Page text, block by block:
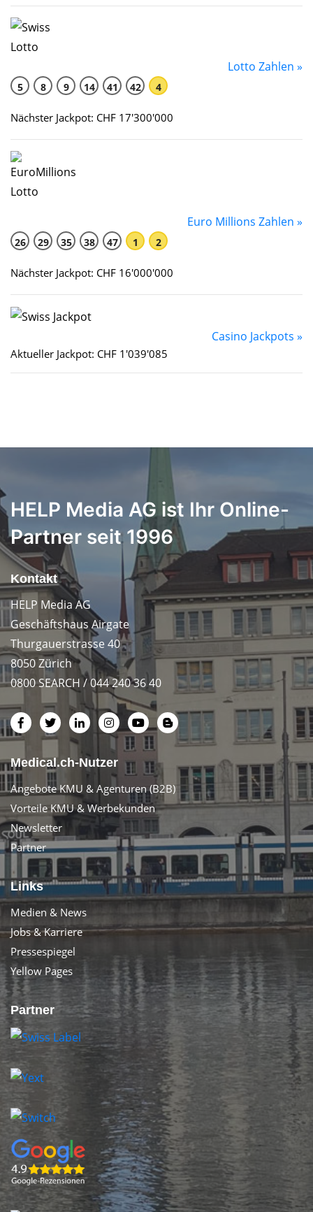
Lotto Zahlen »
5 8 9 14 41 42 4
Nächster Jackpot: CHF 17'300'000
Euro Millions Zahlen »
26 29 35 38 47 1 2
Nächster Jackpot: CHF 16'000'000
Casino Jackpots »
Aktueller Jackpot: CHF 1'039'085
HELP Media AG ist Ihr Online-
Partner seit 1996
Kontakt
HELP Media AG
Geschäftshaus Airgate
Thurgauerstrasse 40
8050 Zürich
0800 SEARCH / 044 240 36 40
Medical.ch-Nutzer
Angebote KMU & Agenturen (B2B)
Vorteile KMU & Werbekunden
Newsletter
Partner
Links
Medien & News
Jobs & Karriere
Pressespiegel
Yellow Pages
Partner